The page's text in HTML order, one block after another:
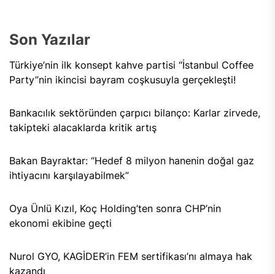
Son Yazılar
Türkiye’nin ilk konsept kahve partisi “İstanbul Coffee
Party”nin ikincisi bayram coşkusuyla gerçekleşti!
Bankacılık sektöründen çarpıcı bilanço: Karlar zirvede,
takipteki alacaklarda kritik artış
Bakan Bayraktar: “Hedef 8 milyon hanenin doğal gaz
ihtiyacını karşılayabilmek”
Oya Ünlü Kızıl, Koç Holding’ten sonra CHP’nin
ekonomi ekibine geçti
Nurol GYO, KAGİDER’in FEM sertifikası’nı almaya hak
kazandı